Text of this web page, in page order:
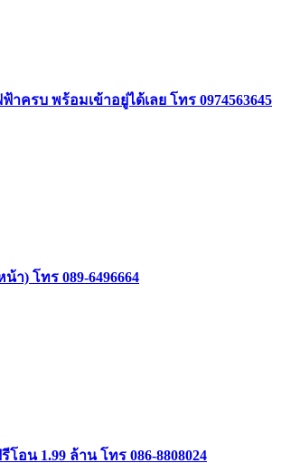
ครบ พร้อมเข้าอยู่ได้เลย โทร 0974563645
า) โทร 089-6496664
อน 1.99 ล้าน โทร 086-8808024